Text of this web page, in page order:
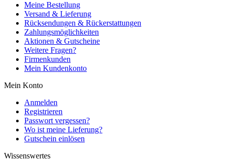
Meine Bestellung
Versand & Lieferung
Rücksendungen & Rückerstattungen
Zahlungsmöglichkeiten
Aktionen & Gutscheine
Weitere Fragen?
Firmenkunden
Mein Kundenkonto
Mein Konto
Anmelden
Registrieren
Passwort vergessen?
Wo ist meine Lieferung?
Gutschein einlösen
Wissenswertes